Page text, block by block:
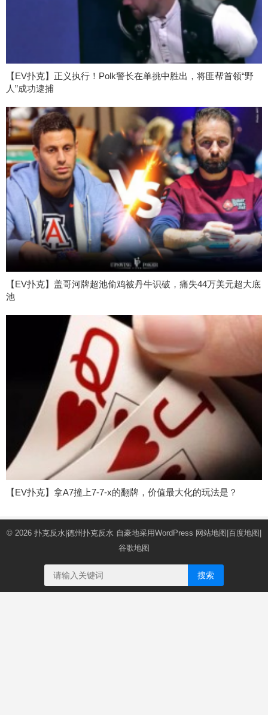
【EV扑克】正义执行！Polk警长在单挑中胜出，将匪帮首领“野
人”成功逮捕
【EV扑克】盖哥河牌超池偷鸡被丹牛识破，痛失44万美元超大底
池
【EV扑克】拿A7撞上7-7-x的翻牌，价值最大化的玩法是？
© 2026 扑克反水|德州扑克反水 自豪地采用WordPress 网站地图|百度地图|
谷歌地图
搜索